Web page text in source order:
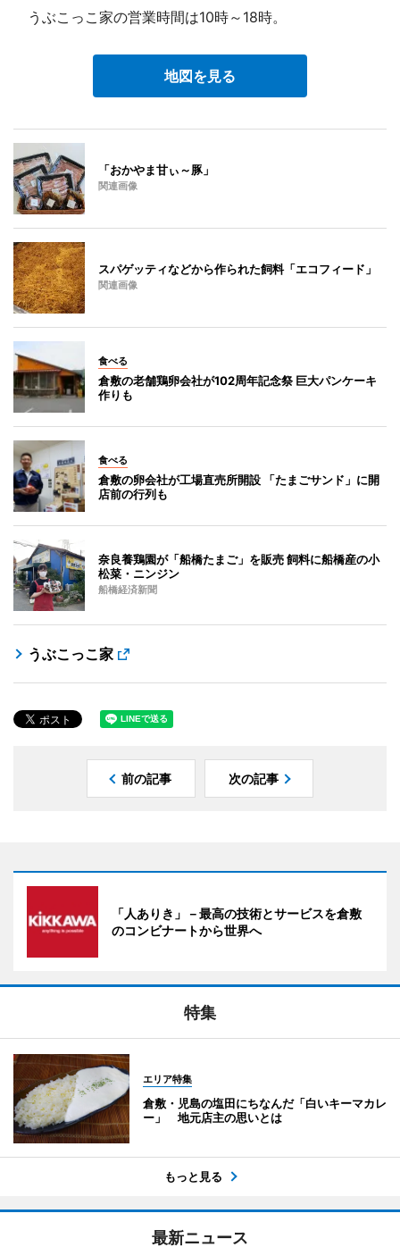
うぶこっこ家の営業時間は10時～18時。
地図を見る
「おかやま甘ぃ～豚」
関連画像
スパゲッティなどから作られた飼料「エコフィード」
関連画像
食べる
倉敷の老舗鶏卵会社が102周年記念祭 巨大パンケーキ
作りも
食べる
倉敷の卵会社が工場直売所開設 「たまごサンド」に開
店前の行列も
奈良養鶏園が「船橋たまご」を販売 飼料に船橋産の小
松菜・ニンジン
船橋経済新聞
うぶこっこ家
前の記事 次の記事
「人ありき」－最高の技術とサービスを倉敷
のコンビナートから世界へ
特集
エリア特集
倉敷・児島の塩田にちなんだ「白いキーマカレ
ー」 地元店主の思いとは
もっと見る
最新ニュース